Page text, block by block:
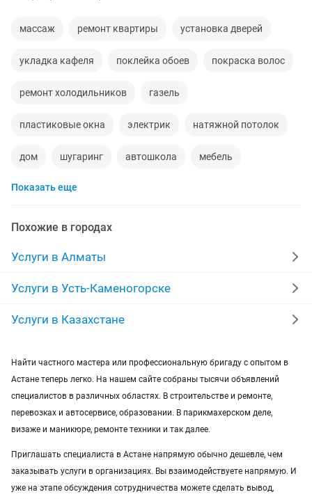
массаж ремонт квартиры установка дверей
укладка кафеля поклейка обоев покраска волос
ремонт холодильников газель
пластиковые окна электрик натяжной потолок
дом шугаринг автошкола мебель
ремонт телевизоров
мебель на заказ
уколы на дому вывоз мусора
москитные сетки ремонт окон
грузоперевозки газель курсы массажа
манипулятор тамада прихожая двери
Показать еще
Похожие в городах
Услуги в Алматы
Услуги в Усть-Каменогорске
Услуги в Казахстане
Найти частного мастера или профессиональную бригаду с опытом в
Астане теперь легко. На нашем сайте собраны тысячи объявлений
специалистов в различных областях. В строительстве и ремонте,
перевозках и автосервисе, образовании. В парикмахерском деле,
визаже и маникюре, ремонте техники и так далее.
Приглашать специалиста в Астане напрямую обычно дешевле, чем
заказывать услуги в организациях. Вы взаимодействуете напрямую. И
уже на этапе обсуждения сотрудничества можете сделать вывод,